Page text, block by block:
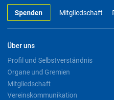
Spenden Mitgliedschaft
Über uns
Profil und Selbstverständnis
Organe und Gremien
Mitgliedschaft
Vereinskommunikation